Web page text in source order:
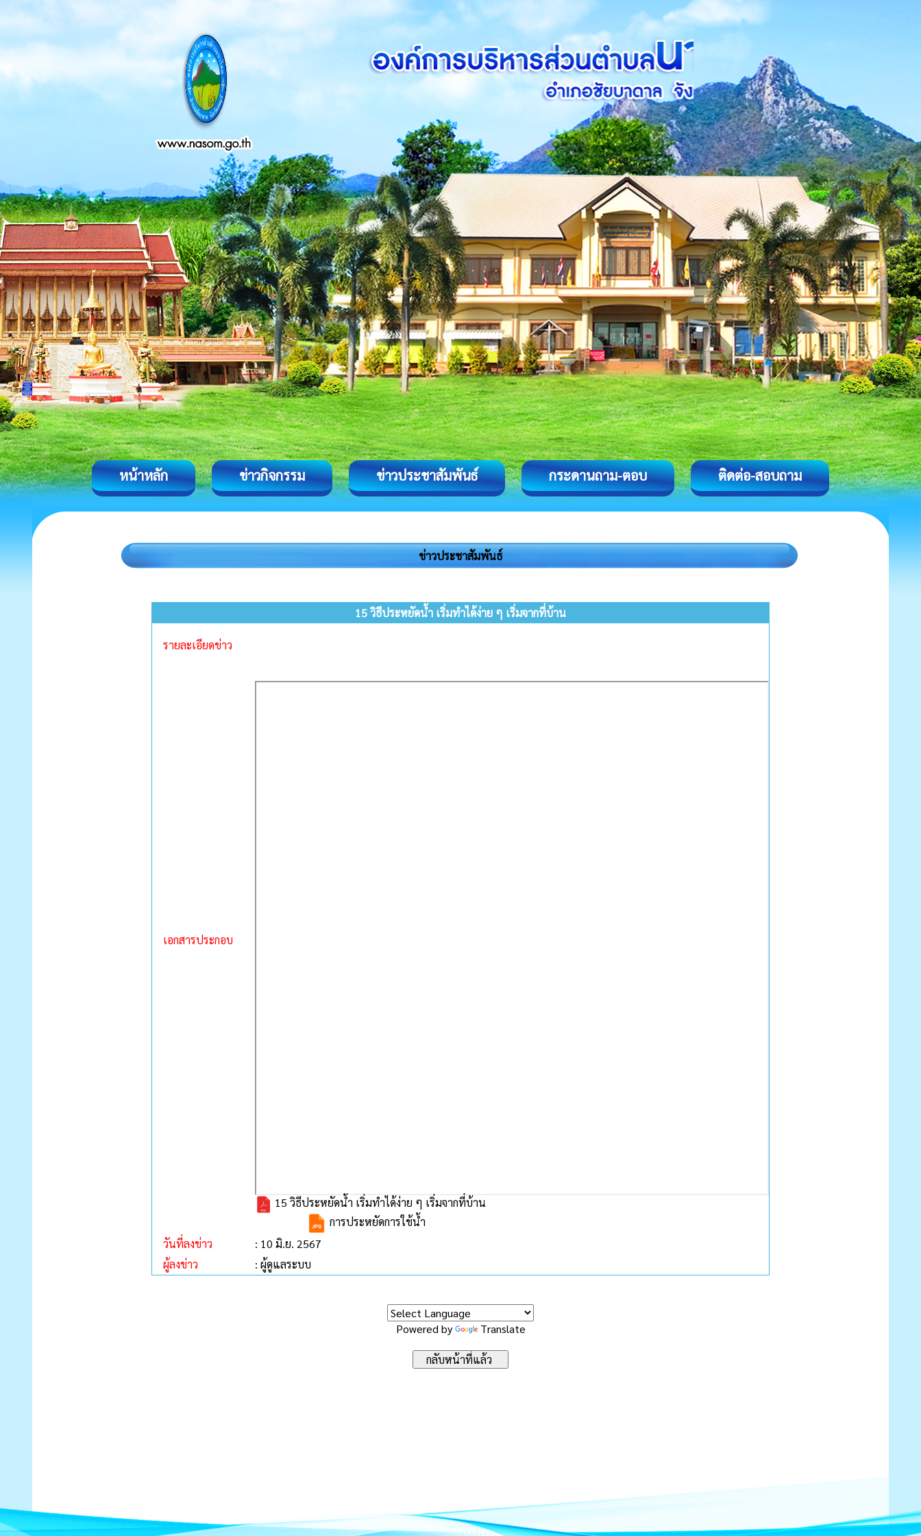
หน้าหลัก ข่าวกิจกรรม ข่าวประชาสัมพันธ์ กระดานถาม-ตอบ ติดต่อ-สอบถาม
ข่าวประชาสัมพันธ์
15 วิธีประหยัดน้ำ เริ่มทำได้ง่าย ๆ เริ่มจากที่บ้าน
รายละเอียดข่าว
เอกสารประกอบ
15 วิธีประหยัดน้ำ เริ่มทำได้ง่าย ๆ เริ่มจากที่บ้าน
การประหยัดการใช้น้ำ
วันที่ลงข่าว
: 10 มิ.ย. 2567
ผู้ลงข่าว
: ผู้ดูแลระบบ
Powered by Translate